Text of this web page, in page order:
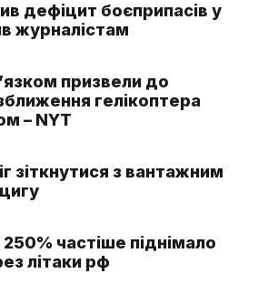
дефіцит боєприпасів у
журналістам
призвели до
гелікоптера
– NYT
зіткнутися з вантажним
частіше піднімало
літаки рф